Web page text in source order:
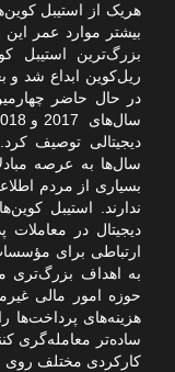
هریک از استیبل
بیشتر موارد عمر این
ریل‌کوین ابداع شد و
در حال حاضر
دیجیتالی توصیف
سال‌ها به عرصه
بسیاری از مردم
ندارند. استیبل
دیجیتال در
ارتباطی برای
به اهداف بزرگ‌تری
حوزه امور مالی
هزینه‌های پرداخت‌‌ها
ساده‌تر معامله‌گری
کارکردی مختلف روی